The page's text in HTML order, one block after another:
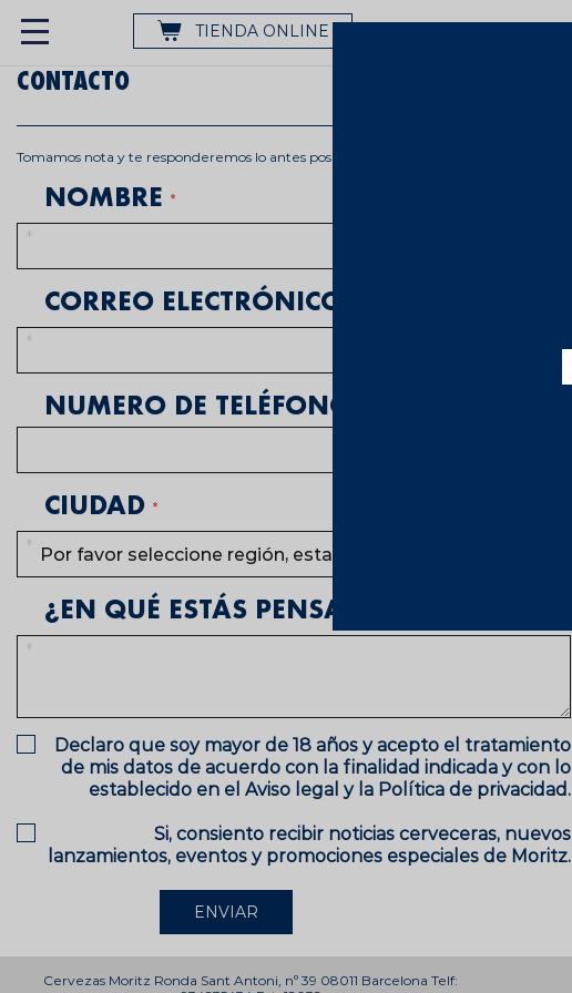
TIENDA ONLINE
CONTACTO
Tomamos nota y te responderemos lo antes posible.
NOMBRE
CORREO ELECTRÓNICO
NUMERO DE TELÉFONO
CIUDAD
¿EN QUÉ ESTÁS PENSANDO?
Declaro que soy mayor de 18 años y acepto el tratamiento
de mis datos de acuerdo con la finalidad indicada y con lo
establecido en el Aviso legal y la Política de privacidad.
Si, consiento recibir noticias cerveceras, nuevos
lanzamientos, eventos y promociones especiales de Moritz.
ENVIAR
Cervezas Moritz Ronda Sant Antoni, nº 39 08011 Barcelona Telf: